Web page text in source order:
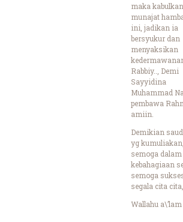
maka
munajat
ini, jadikan ia
bersyukur dan
menyaksikan
Rabbiy.., Demi
Sayyidina
Muhammad
pembawa
amiin.
Demikian
yg kumuliakan,
semoga dalam
kebahagiaan
semoga
segala cita cita,
Wallahu a\’lam